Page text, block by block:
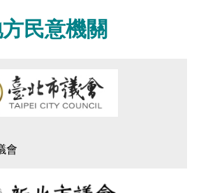
民意機關
會